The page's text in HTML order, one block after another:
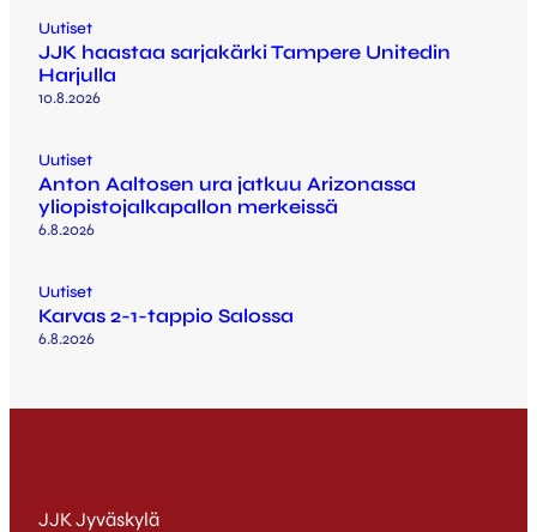
Uutiset
JJK haastaa sarjakärki Tampere Unitedin
Harjulla
10.8.2026
Uutiset
Anton Aaltosen ura jatkuu Arizonassa
yliopistojalkapallon merkeissä
6.8.2026
Uutiset
Karvas 2-1-tappio Salossa
6.8.2026
JJK Jyväskylä